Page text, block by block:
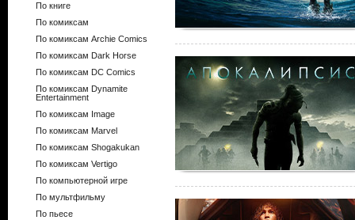
По книге
По комиксам
По комиксам Archie Comics
По комиксам Dark Horse
По комиксам DC Comics
По комиксам Dynamite
Entertainment
По комиксам Image
По комиксам Marvel
По комиксам Shogakukan
По комиксам Vertigo
По компьютерной игре
По мультфильму
По пьесе